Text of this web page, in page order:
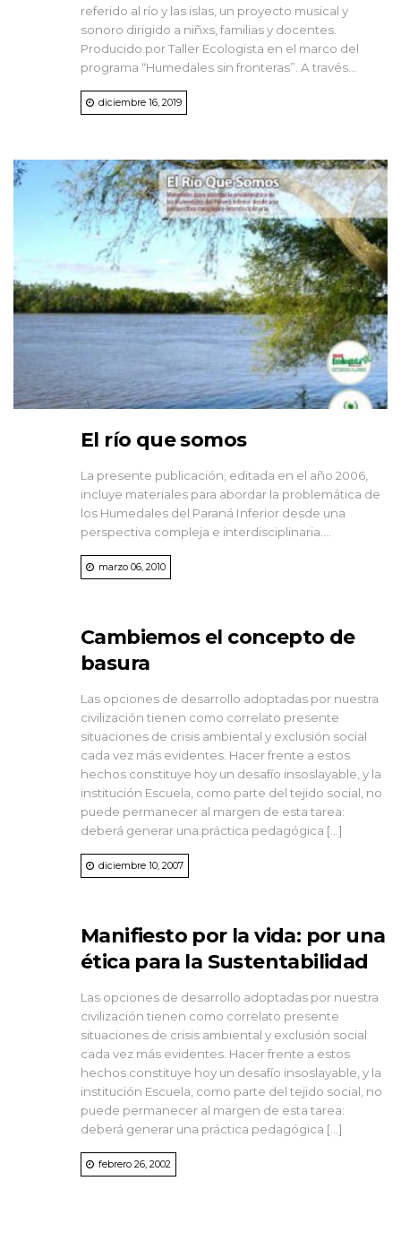
referido al río y las islas, un proyecto musical y
sonoro dirigido a niñxs, familias y docentes.
Producido por Taller Ecologista en el marco del
programa “Humedales sin fronteras”. A través...
diciembre 16, 2019
El río que somos
La presente publicación, editada en el año 2006,
incluye materiales para abordar la problemática de
los Humedales del Paraná Inferior desde una
perspectiva compleja e interdisciplinaria....
marzo 06, 2010
Cambiemos el concepto de
basura
Las opciones de desarrollo adoptadas por nuestra
civilización tienen como correlato presente
situaciones de crisis ambiental y exclusión social
cada vez más evidentes. Hacer frente a estos
hechos constituye hoy un desafío insoslayable, y la
institución Escuela, como parte del tejido social, no
puede permanecer al margen de esta tarea:
deberá generar una práctica pedagógica […]
diciembre 10, 2007
Manifiesto por la vida: por una
ética para la Sustentabilidad
Las opciones de desarrollo adoptadas por nuestra
civilización tienen como correlato presente
situaciones de crisis ambiental y exclusión social
cada vez más evidentes. Hacer frente a estos
hechos constituye hoy un desafío insoslayable, y la
institución Escuela, como parte del tejido social, no
puede permanecer al margen de esta tarea:
deberá generar una práctica pedagógica […]
febrero 26, 2002